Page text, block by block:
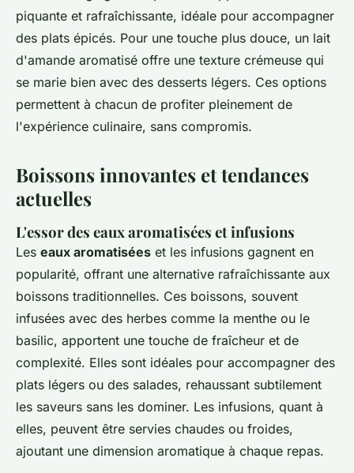
piquante et rafraîchissante, idéale pour accompagner
des plats épicés. Pour une touche plus douce, un lait
d'amande aromatisé offre une texture crémeuse qui
se marie bien avec des desserts légers. Ces options
permettent à chacun de profiter pleinement de
l'expérience culinaire, sans compromis.
Boissons innovantes et tendances
actuelles
L'essor des eaux aromatisées et infusions
Les eaux aromatisées et les infusions gagnent en
popularité, offrant une alternative rafraîchissante aux
boissons traditionnelles. Ces boissons, souvent
infusées avec des herbes comme la menthe ou le
basilic, apportent une touche de fraîcheur et de
complexité. Elles sont idéales pour accompagner des
plats légers ou des salades, rehaussant subtilement
les saveurs sans les dominer. Les infusions, quant à
elles, peuvent être servies chaudes ou froides,
ajoutant une dimension aromatique à chaque repas.